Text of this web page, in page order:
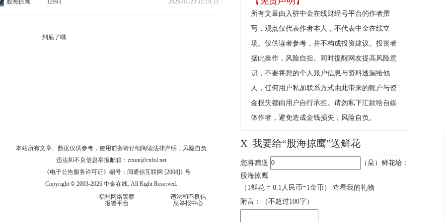
所有文章由入驻中金在线财经号平台的作者撰
写，观点仅代表作者本人，不代表中金在线立
场。仅供读者参考，并不构成投资建议。投资者
据此操作，风险自担。同时提醒网友提高风险意
识，不要将您的个人账户信息与资料透漏给他
人，任何用户私加联系方式由此带来的账户与资
金损失都由用户自行承担。请勿私下汇款给自媒
体作者，避免造成金钱损失，风险自负。
X 我要给“股海掠鹰”送鲜花
您将赠送
（朵）鲜花给：
股海掠鹰
（1鲜花 = 0.1人民币=1金币） 查看我的礼物
附言：
（不超过100字）
股海掠鹰 12941 2026-01-23 15:18:33
到底了哦
本站所有文章、数据仅供参考，使用前务请仔细阅读法律声明 ，风险自负
违法和不良信息举报邮箱： zixun@cnfol.net
《电子公告服务许可证》编号：闽通信互联网 [2008]1 号
Copyright © 2003-2026 中金在线. All Right Reserved.
福州网络警察
报警平台
违法和不良信
息举报中心